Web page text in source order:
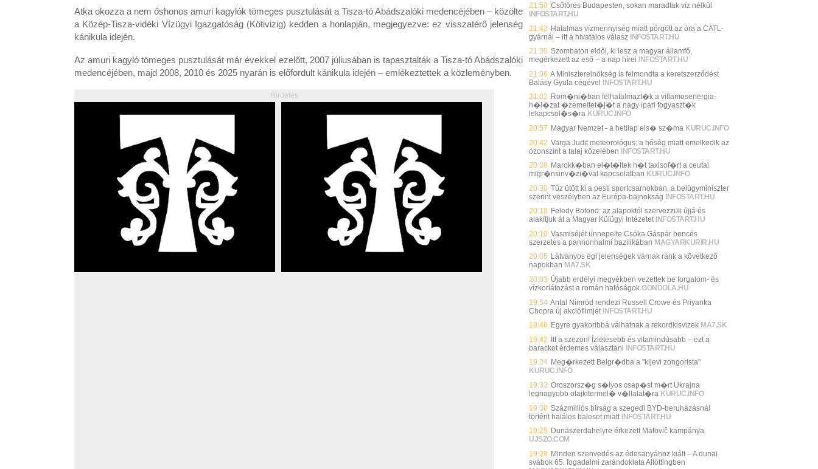
Atka okozza a nem őshonos amuri kagylók tömeges pusztulását a Tisza-tó Abádszalóki medencéjében – közölte
a Közép-Tisza-vidéki Vízügyi Igazgatóság (Kötivizig) kedden a honlapján, megjegyezve: ez visszatérő jelenség
kánikula idején.
Az amuri kagyló tömeges pusztulását már évekkel ezelőtt, 2007 júliusában is tapasztalták a Tisza-tó Abádszalóki
medencéjében, majd 2008, 2010 és 2025 nyarán is előfordult kánikula idején – emlékeztettek a közleményben.
Hírdetés
21:50 Csőtörés Budapesten, sokan maradtak víz nélkül
INFOSTART.HU
21:42 Hatalmas vízmennyiség miatt pörgött az óra a CATL-
gyárnál – itt a hivatalos válasz INFOSTART.HU
21:30 Szombaton eldől, ki lesz a magyar államfő,
megérkezett az eső – a nap hírei
INFOSTART.HU
21:06 A Miniszterelnökség is felmondta a keretszerződést
Balásy Gyula cégével INFOSTART.HU
21:02 Rom�ni�ban felhatalmazt�k a villamosenergia-
h�l�zat �zemeltet�j�t a nagy ipari fogyaszt�k
lekapcsol�s�ra KURUC.INFO
20:57 Magyar Nemzet - a hetilap els� sz�ma KURUC.INFO
20:42 Varga Judit meteorológus: a hőség miatt emelkedik az
ózonszint a talaj közelében INFOSTART.HU
20:38 Marokk�ban el�t�ltek h�t taxisof�rt a ceutai
migr�nsinv�zi�val kapcsolatban KURUC.INFO
20:30 Tűz ütött ki a pesti sportcsarnokban, a belügyminiszter
szerint veszélyben az Európa-bajnokság INFOSTART.HU
20:18 Feledy Botond: az alapoktól szervezzük újjá és
alakítjuk át a Magyar Külügyi Intézetet INFOSTART.HU
20:10 Vasmiséjét ünnepelte Csóka Gáspár bencés
szerzetes a pannonhalmi bazilikában MAGYARKURIR.HU
20:05 Látványos égi jelenségek várnak ránk a következő
napokban MA7.SK
20:03 Újabb erdélyi megyékben vezettek be forgalom- és
vízkorlátozást a román hatóságok GONDOLA.HU
19:54 Antal Nimród rendezi Russell Crowe és Priyanka
Chopra új akciófilmjét INFOSTART.HU
19:46 Egyre gyakoribbá válhatnak a rekordkisvizek MA7.SK
19:42 Itt a szezon! Ízletesebb és vitamindúsabb – ezt a
barackot érdemes választani INFOSTART.HU
19:34 Meg�rkezett Belgr�dba a "kijevi zongorista"
KURUC.INFO
19:33 Oroszorsz�g s�lyos csap�st m�rt Ukrajna
legnagyobb olajkitermel� v�llalat�ra KURUC.INFO
19:30 Százmilliós bírság a szegedi BYD-beruházásnál
történt halálos baleset miatt INFOSTART.HU
19:29 Dunaszerdahelyre érkezett Matovič kampánya
UJSZO.COM
19:29 Minden szenvedés az édesanyához kiált – A dunai
svábok 65. fogadalmi zarándoklata Altöttingben